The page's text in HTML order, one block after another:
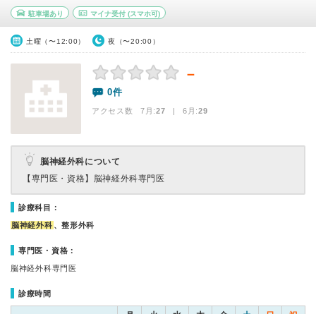
駐車場あり マイナ受付(スマホ可)
土曜（〜12:00） 夜（〜20:00）
－
0件
アクセス数 7月:27 | 6月:29
脳神経外科について
【専門医・資格】 脳神経外科専門医
診療科目：
脳神経外科 、整形外科
専門医・資格：
脳神経外科専門医
診療時間